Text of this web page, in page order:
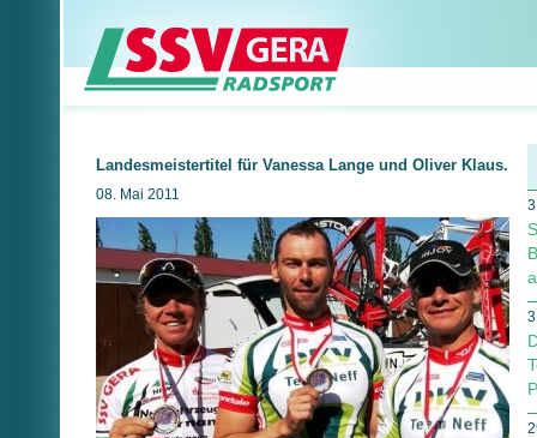
Landesmeistertitel für Vanessa Lange und Oliver Klaus.
08. Mai 2011